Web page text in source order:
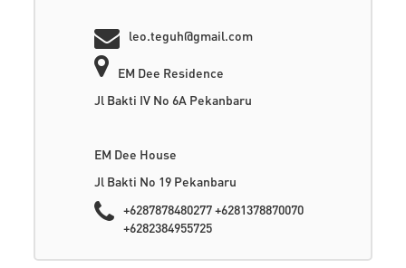
leo.teguh@gmail.com
EM Dee Residence
Jl Bakti IV No 6A Pekanbaru
EM Dee House
Jl Bakti No 19 Pekanbaru
+6287878480277 +6281378870070
+6282384955725